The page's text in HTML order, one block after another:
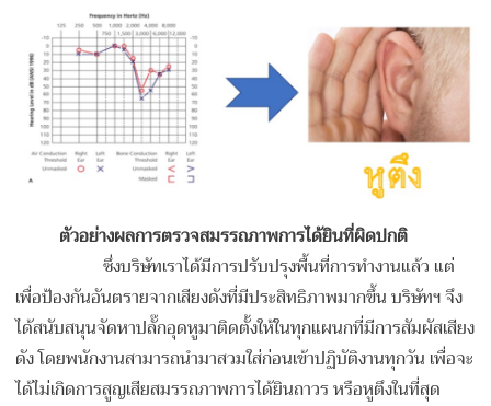
ตัวอย่างผลการตรวจสมรรถภาพการได้ยินที่ผิดปกติ
ซึ่งบริษัทเราได้มีการปรับปรุงพื้นที่การทำงานแล้ว แต่
เพื่อป้องกันอันตรายจากเสียงดังที่มีประสิทธิภาพมากขึ้น บริษัทฯ จึง
ได้สนับสนุนจัดหาปลั๊กอุดหูมาติดตั้งให้ในทุกแผนกที่มีการสัมผัสเสียง
ดัง โดยพนักงานสามารถนำมาสวมใส่ก่อนเข้าปฏิบัติงานทุกวัน เพื่อจะ
ได้ไม่เกิดการสูญเสียสมรรถภาพการได้ยินถาวร หรือหูตึงในที่สุด